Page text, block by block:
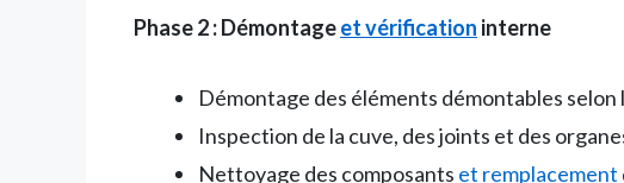
Phase 2 : Démontageet vérification interne
Démontage des éléments démontables
Inspection de la cuve, des joints et des
Nettoyage des composants et remplacement